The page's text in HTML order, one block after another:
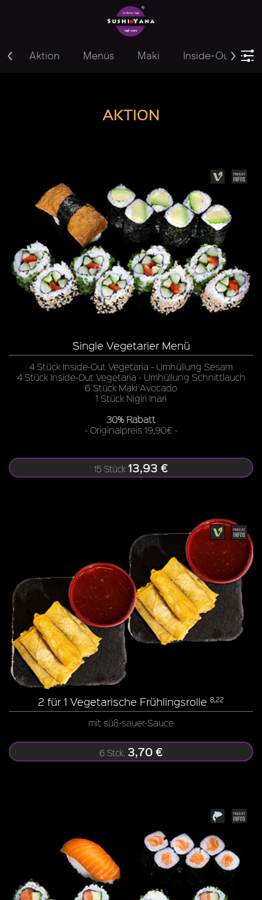
Aktion Menüs Maki Inside-Out
AKTION
Single Vegetarier Menü
4 Stück Inside-Out Vegetaria - Umhüllung Sesam
4 Stück Inside-Out Vegetaria - Umhüllung Schnittlauch
6 Stück Maki Avocado
1 Stück Nigiri Inari
30% Rabatt
- Originalpreis 19,90€ -
15 Stück 13,93 €
2 für 1 Vegetarische Frühlingsrolle 8,22
mit süß-sauer-Sauce
6 Stck. 3,70 €